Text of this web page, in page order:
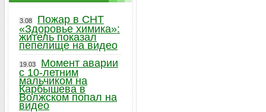
3.08
Пожар в СНТ
«Здоровье химика»:
житель показал
пепелище на видео
19.03
Момент аварии
с 10-летним
мальчиком на
Карбышева в
Волжском попал на
видео